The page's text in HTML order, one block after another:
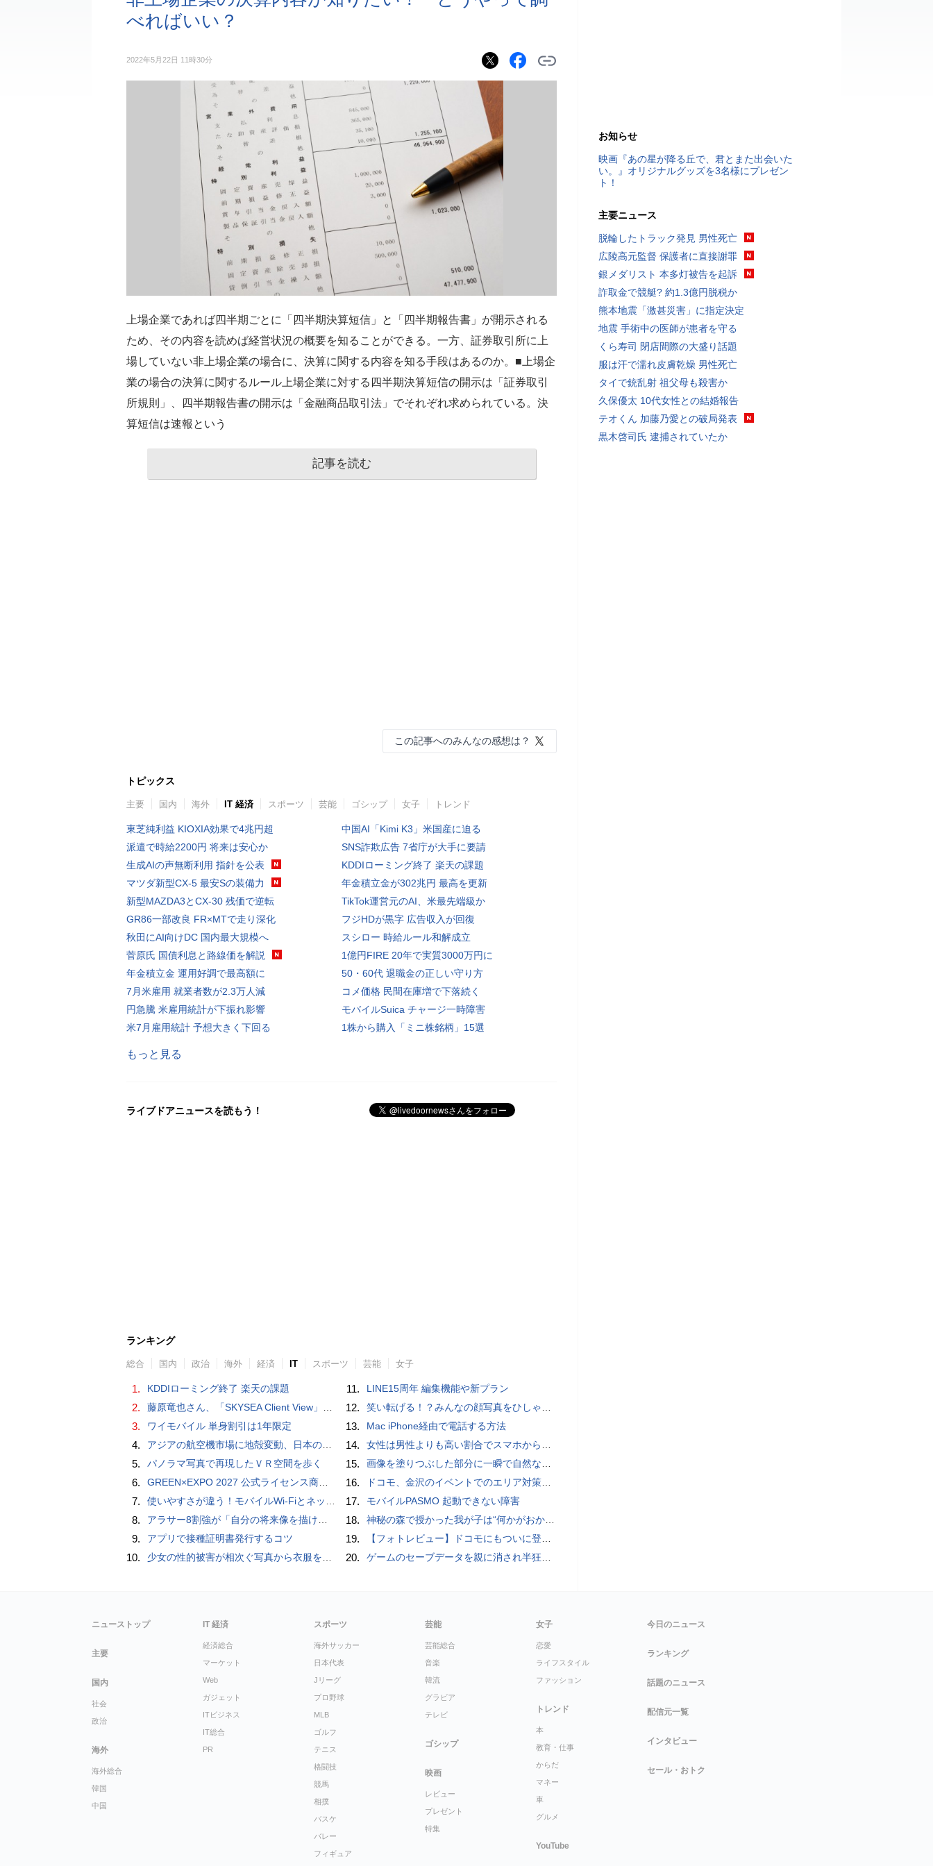
べればいい？
2022年5月22日 11時30分
上場企業であれば四半期ごとに「四半期決算短信」と「四半期報告書」が開示される
ため、その内容を読めば経営状況の概要を知ることができる。一方、証券取引所に上
場していない非上場企業の場合に、決算に関する内容を知る手段はあるのか。■上場企
業の場合の決算に関するルール上場企業に対する四半期決算短信の開示は「証券取引
所規則」、四半期報告書の開示は「金融商品取引法」でそれぞれ求められている。決
算短信は速報という
記事を読む
この記事へのみんなの感想は？
トピックス
主要 国内 海外 IT 経済 スポーツ 芸能 ゴシップ 女子 トレンド
東芝純利益 KIOXIA効果で4兆円超
派遣で時給2200円 将来は安心か
生成AIの声無断利用 指針を公表
マツダ新型CX-5 最安Sの装備力
新型MAZDA3とCX-30 残価で逆転
GR86一部改良 FR×MTで走り深化
秋田にAI向けDC 国内最大規模へ
菅原氏 国債利息と路線価を解説
年金積立金 運用好調で最高額に
7月米雇用 就業者数が2.3万人減
円急騰 米雇用統計が下振れ影響
米7月雇用統計 予想大きく下回る
中国AI「Kimi K3」米国産に迫る
SNS詐欺広告 7省庁が大手に要請
KDDIローミング終了 楽天の課題
年金積立金が302兆円 最高を更新
TikTok運営元のAI、米最先端級か
フジHDが黒字 広告収入が回復
スシロー 時給ルール和解成立
1億円FIRE 20年で実質3000万円に
50・60代 退職金の正しい守り方
コメ価格 民間在庫増で下落続く
モバイルSuica チャージ一時障害
1株から購入「ミニ株銘柄」15選
もっと見る
ライブドアニュースを読もう！
ランキング
総合 国内 政治 海外 経済 IT スポーツ 芸能 女子
1. KDDIローミング終了 楽天の課題
2. 藤原竜也さん、「SKYSEA Client View」新CMで「AI労務改善」をアピール 働き方をAIが分析したら「すぐに休んで」と言われる？
3. ワイモバイル 単身割引は1年限定
4. アジアの航空機市場に地殻変動、日本のサプライヤーに影響も
5. パノラマ写真で再現したＶＲ空間を歩く
6. GREEN×EXPO 2027 公式ライセンス商品！初の「トゥンクトゥンク」公式LINEスタンプ、販売開始
7. 使いやすさが違う！モバイルWi-FiとネットHDD【PC-DIY 秋の陣】
8. アラサー8割強が「自分の将来像を描けない」。正社員の5人に1人が副業で収入。将来のために一番稼げる副業とは？
9. アプリで接種証明書発行するコツ
10. 少女の性的被害が相次ぐ写真から衣服を剥ぎ取るAIポルノアプリ「ClothOff」の背後にいる人物とは？
11. LINE15周年 編集機能や新プラン
12. 笑い転げる！？みんなの顔写真をひしゃげて遊べるカメラアプリ「笑う野口」【Androidアプリ】
13. Mac iPhone経由で電話する方法
14. 女性は男性よりも高い割合でスマホからポルノを見ていることが人気アダルトサイトの調査で判明
15. 画像を塗りつぶした部分に一瞬で自然な画像を補完する技術を早稲田大学の研究者が開発
16. ドコモ、金沢のイベントでのエリア対策に「Massive MIMO」初導入
17. モバイルPASMO 起動できない障害
18. 神秘の森で授かった我が子は“何かがおかしい”『ナイトボーン -夜哭-』本編映像解禁 母の絶叫顔うちわが全国の劇場に［ホラー通信］
19. 【フォトレビュー】ドコモにもついに登場！「サイクロイドスタイル」
20. ゲームのセーブデータを親に消され半狂乱になった少年
お知らせ
映画『あの星が降る丘で、君とまた出会いた
い。』オリジナルグッズを3名様にプレゼン
ト！
主要ニュース
脱輪したトラック発見 男性死亡
広陵高元監督 保護者に直接謝罪
銀メダリスト 本多灯被告を起訴
詐取金で競艇? 約1.3億円脱税か
熊本地震「激甚災害」に指定決定
地震 手術中の医師が患者を守る
くら寿司 閉店間際の大盛り話題
服は汗で濡れ皮膚乾燥 男性死亡
タイで銃乱射 祖父母も殺害か
久保優太 10代女性との結婚報告
テオくん 加藤乃愛との破局発表
黒木啓司氏 逮捕されていたか
ニューストップ
主要
国内
社会
政治
海外
海外総合
韓国
中国
IT 経済
経済総合
マーケット
Web
ガジェット
ITビジネス
IT総合
PR
スポーツ
海外サッカー
日本代表
Jリーグ
プロ野球
MLB
ゴルフ
テニス
格闘技
競馬
相撲
バスケ
バレー
フィギュア
芸能
芸能総合
音楽
韓流
グラビア
テレビ
ゴシップ
映画
レビュー
プレゼント
特集
女子
恋愛
ライフスタイル
ファッション
トレンド
本
教育・仕事
からだ
マネー
車
グルメ
YouTube
今日のニュース
ランキング
話題のニュース
配信元一覧
インタビュー
セール・おトク